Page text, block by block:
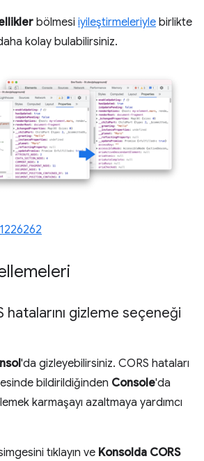
bölmesi iyileştirmeleriyle birlikte
kolay bulabilirsiniz.
1226262
hatalarını gizleme seçeneği
'da gizleyebilirsiniz. CORS hataları
bildirildiğinden Console'da
karmaşayı azaltmaya yardımcı
tıklayın ve Konsolda CORS